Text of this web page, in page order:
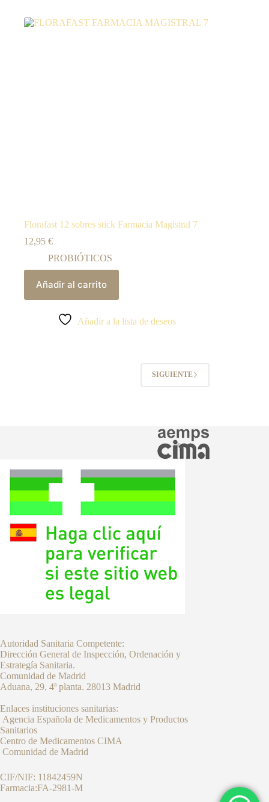
Florafast 12 sobres stick Farmacia Magistral 7
12,95 €
PROBIÓTICOS
Añadir al carrito
Añadir a la lista de deseos
SIGUIENTE
Autoridad Sanitaria Competente:
Dirección General de Inspección, Ordenación y
Estrategía Sanitaria.
Comunidad de Madrid
Aduana, 29, 4ª planta. 28013 Madrid
Enlaces instituciones sanitarias:
Agencia Española de Medicamentos y Productos
Sanitarios
Centro de Medicamentos CIMA
Comunidad de Madrid
CIF/NIF: 11842459N
Farmacia:FA-2981-M